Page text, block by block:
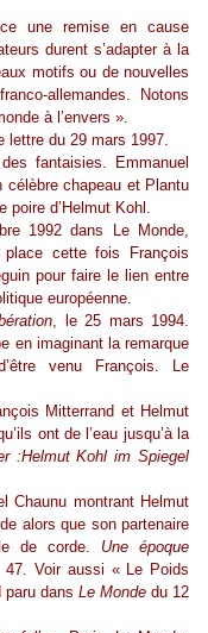
une remise en cause
durent s’adapter à la
motifs ou de nouvelles
allemandes. Notons
à l’envers ».
lettre du 29 mars 1997.
fantaisies. Emmanuel
célèbre chapeau et Plantu
poire d’Helmut Kohl.
1992 dans Le Monde,
cette fois François
pour faire le lien entre
européenne.
, le 25 mars 1994.
en imaginant la remarque
venu François. Le
Mitterrand et Helmut
ont de l’eau jusqu’à la
:Helmut Kohl im Spiegel
Chaunu montrant Helmut
alors que son partenaire
de corde. Une époque
Voir aussi « Le Poids
dans Le Mondedu 12